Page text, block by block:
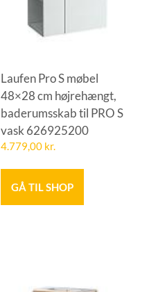
Laufen Pro S møbel
48×28 cm højrehængt,
baderumsskab til PRO S
vask 626925200
4.779,00 kr.
GÅ TIL SHOP